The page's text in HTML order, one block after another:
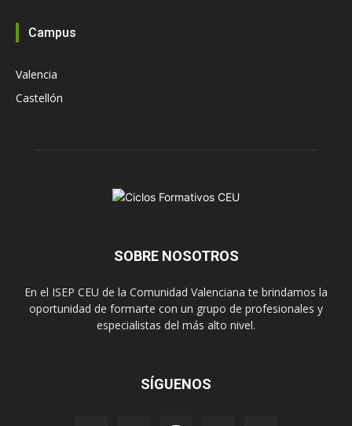
Campus
Valencia
Castellón
SOBRE NOSOTROS
En el ISEP CEU de la Comunidad Valenciana te brindamos la
oportunidad de formarte con un grupo de profesionales y
especialistas del más alto nivel.
SÍGUENOS